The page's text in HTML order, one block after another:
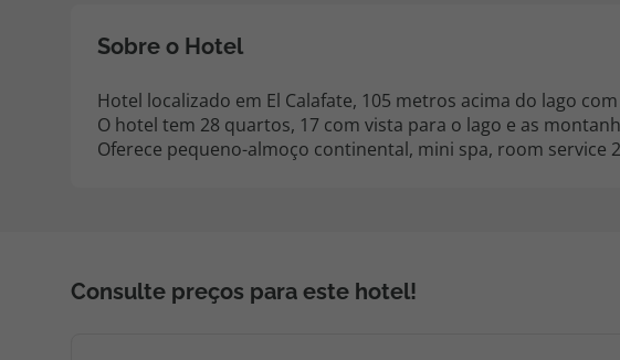
Sobre o Hotel
Hotel localizado em El Calafate, 105 metros acima do lago
O hotel tem 28 quartos, 17 com vista para o lago e as
Oferece pequeno-almoço continental, mini spa, room
Consulte preços para este hotel!